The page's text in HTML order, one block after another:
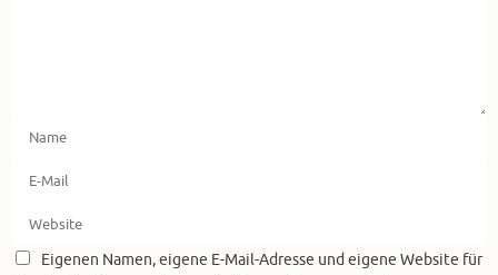
Eigenen Namen, eigene E-Mail-Adresse und eigene Website für